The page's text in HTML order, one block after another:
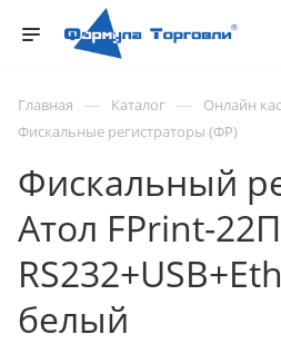
Главная — Каталог — Онлайн
Фискальные регистраторы (ФР)
Фискальный
Атол FPrint-
белый